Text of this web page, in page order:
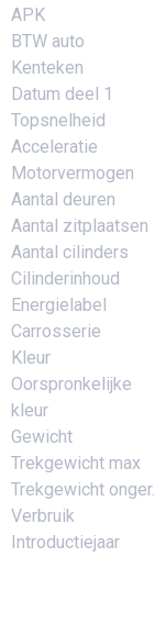
APK
BTW auto
Kenteken
Datum deel 1
Topsnelheid
Acceleratie
Motorvermogen
Aantal deuren
Aantal zitplaatsen
Aantal cilinders
Cilinderinhoud
Energielabel
Carrosserie
Kleur
Oorspronkelijke
kleur
Gewicht
Trekgewicht max
Trekgewicht onger.
Verbruik
Introductiejaar